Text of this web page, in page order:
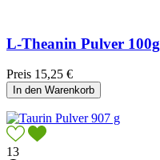
L-Theanin Pulver 100g
Preis 15,25 €
In den Warenkorb
13